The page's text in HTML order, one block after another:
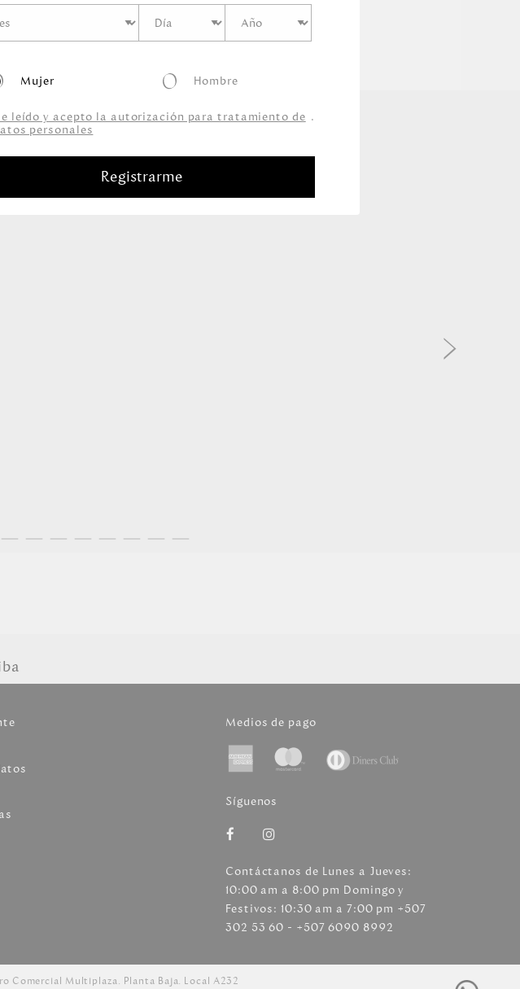
Medios de pago
Síguenos
Contáctanos de Lunes a Jueves:
10:00 am a 8:00 pm Domingo y
Festivos: 10:30 am a 7:00 pm +507
302 53 60 - +507 6090 8992
Comercial Multiplaza. Planta Baja. Local A232
Mujer Hombre
leído y acepto la autorización para tratamiento de
personales
.
Registrarme